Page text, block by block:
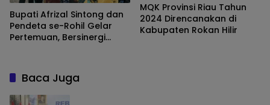
Bupati Afrizal Sintong dan
Pendeta se-Rohil Gelar
Pertemuan, Bersinergi
MQK Provinsi Riau Tahun
2024 Direncanakan di
Kabupaten Rokan Hilir
Baca Juga